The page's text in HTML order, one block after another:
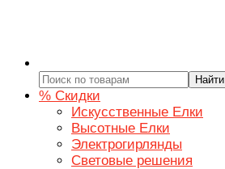
Найти
% Скидки
Искусственные Елки
Высотные Елки
Электрогирлянды
Световые решения